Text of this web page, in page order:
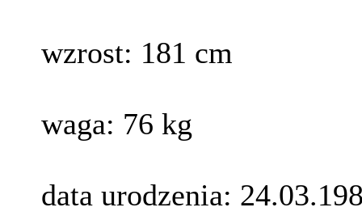
wzrost: 181 cm
waga: 76 kg
data urodzenia: